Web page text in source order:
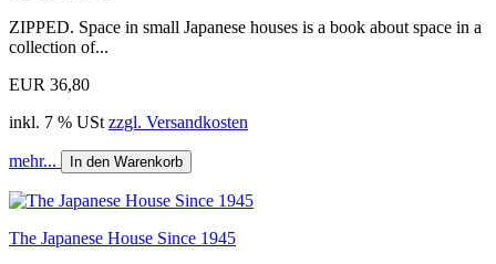
ZIPPED. Space in small Japanese houses is a book about space in a
collection of...
EUR 36,80
inkl. 7 % USt zzgl. Versandkosten
mehr... In den Warenkorb
The Japanese House Since 1945